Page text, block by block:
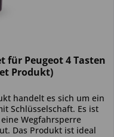
für Peugeot 4 Tasten
Produkt)
handelt es sich um ein
Schlüsselschaft. Es ist
Wegfahrsperre
Das Produkt ist ideal